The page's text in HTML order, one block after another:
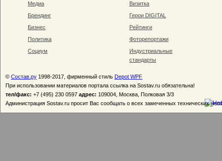
Медиа
Брендинг
Бизнес
Политика
Социум
Визитка
Герои DIGITAL
Рейтинги
Фоторепортажи
Индустриальные
стандарты
© Состав.ру 1998-2017, фирменный стиль Depot WPF
При использовании материалов портала ссылка на Sostav.ru обязательна!
тел/факс: +7 (495) 230 0597 адрес: 109004, Москва, Полковая 3/3
Администрация Sostav.ru просит Вас сообщать о всех замеченных технических